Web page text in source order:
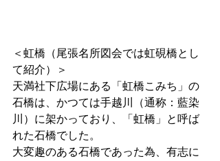
＜虹橋（尾張名所図会では虹硯橋とし
て紹介）＞
天満社下広場にある「虹橋こみち」の
石橋は、かつては手越川（通称：藍染
川）に架かっており、「虹橋」と呼ば
れた石橋でした。
大変趣のある石橋であった為、有志に